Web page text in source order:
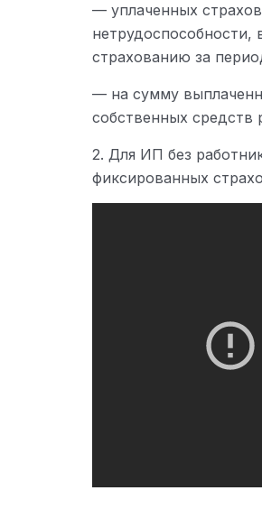
— уплаченных
нетрудоспособности,
страхованию за
— на сумму
собственных средств
2. Для ИП без
фиксированных